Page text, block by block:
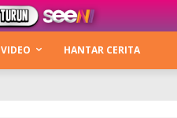
VIDEO HANTAR CERITA